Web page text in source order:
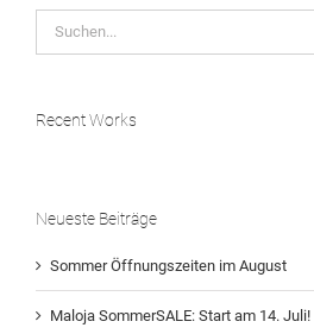
Recent Works
Neueste Beiträge
Sommer Öffnungszeiten im August
Maloja SommerSALE: Start am 14. Juli!